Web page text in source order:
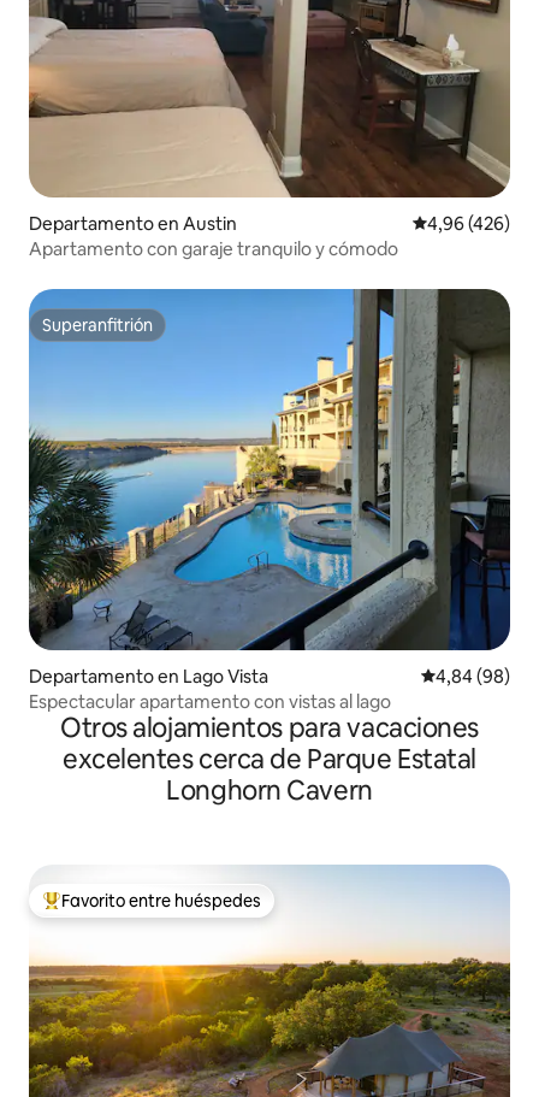
Departamento en Austin Calificación
4,96 (426)
Apartamento con garaje tranquilo y cómodo
Superanfitrión
Superanfitrión
Departamento en Lago Vista Calificación
4,84 (98)
Espectacular apartamento con vistas al lago
Otros alojamientos para vacaciones
excelentes cerca de Parque Estatal
Longhorn Cavern
Favorito entre los huéspedes más destacados
Favorito entre huéspedes